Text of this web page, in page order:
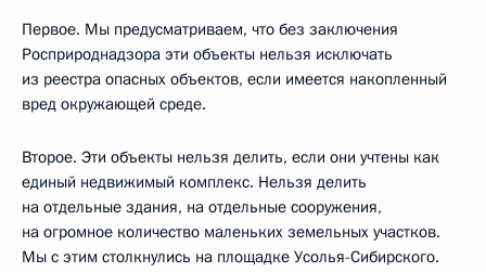
Первое. Мы предусматриваем, что без заключения
Росприроднадзора эти объекты нельзя исключать
из реестра опасных объектов, если имеется накопленный
вред окружающей среде.
Второе. Эти объекты нельзя делить, если они учтены как
единый недвижимый комплекс. Нельзя делить
на отдельные здания, на отдельные сооружения,
на огромное количество маленьких земельных участков.
Мы с этим столкнулись на площадке Усолья-Сибирского.